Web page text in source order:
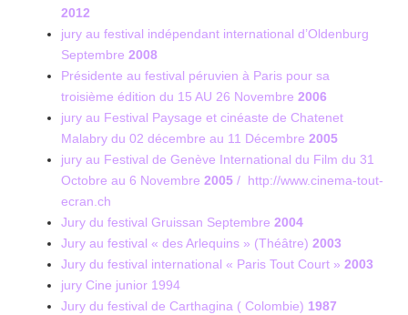
2012
jury au festival indépendant international d’Oldenburg
Septembre 2008
Présidente au festival péruvien à Paris pour sa
troisième édition du 15 AU 26 Novembre 2006
jury au Festival Paysage et cinéaste de Chatenet
Malabry du 02 décembre au 11 Décembre 2005
jury au Festival de Genève International du Film du 31
Octobre au 6 Novembre 2005 / http://www.cinema-tout-
ecran.ch
Jury du festival Gruissan Septembre 2004
Jury au festival « des Arlequins » (Théâtre) 2003
Jury du festival international « Paris Tout Court » 2003
jury Cine junior 1994
Jury du festival de Carthagina ( Colombie) 1987